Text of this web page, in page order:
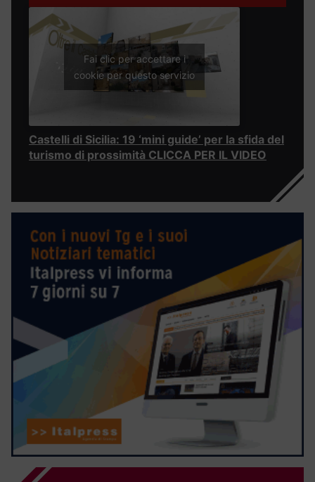
Fai clic per accettare i
cookie per questo servizio
Castelli di Sicilia: 19 ‘mini guide’ per la sfida del
turismo di prossimità CLICCA PER IL VIDEO